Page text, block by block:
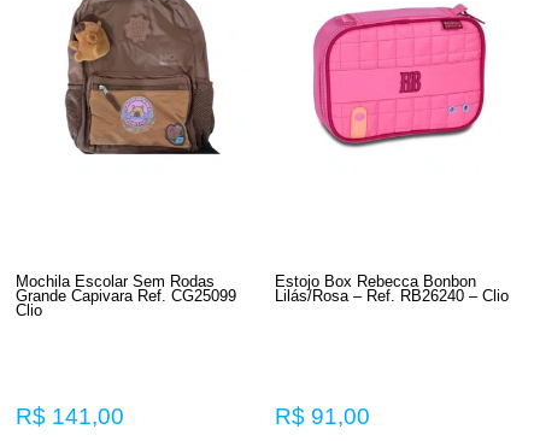
Mochila Escolar Sem Rodas
Grande Capivara Ref. CG25099
Clio
R$ 141,00
Estojo Box Rebecca Bonbon
Lilás/Rosa – Ref. RB26240 – Clio
R$ 91,00